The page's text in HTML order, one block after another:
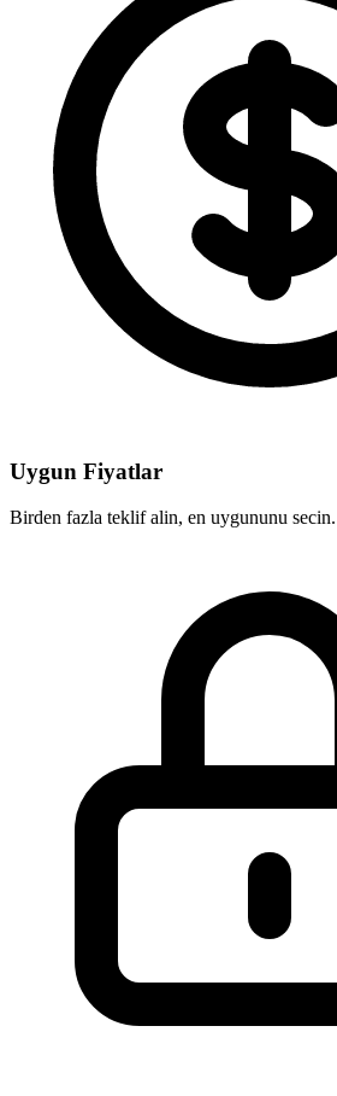
Uygun Fiyatlar
Birden fazla teklif alin, en uygununu secin.